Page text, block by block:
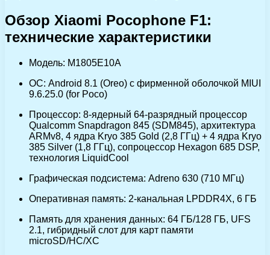
Обзор Xiaomi Pocophone F1:
технические характеристики
Модель: M1805E10A
ОС: Android 8.1 (Oreo) с фирменной оболочкой MIUI
9.6.25.0 (for Poco)
Процессор: 8-ядерный 64-разрядный процессор
Qualcomm Snapdragon 845 (SDM845), архитектура
ARMv8, 4 ядра Kryo 385 Gold (2,8 ГГц) + 4 ядра Kryo
385 Silver (1,8 ГГц), сопроцессор Hexagon 685 DSP,
технология LiquidCool
Графическая подсистема: Adreno 630 (710 МГц)
Оперативная память: 2-канальная LPDDR4X, 6 ГБ
Память для хранения данных: 64 ГБ/128 ГБ, UFS
2.1, гибридный слот для карт памяти
microSD/HC/XC